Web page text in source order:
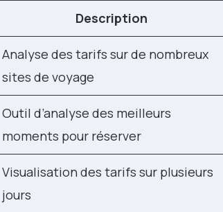
Description
Analyse des tarifs sur de nombreux
sites de voyage
Outil d’analyse des meilleurs
moments pour réserver
Visualisation des tarifs sur plusieurs
jours